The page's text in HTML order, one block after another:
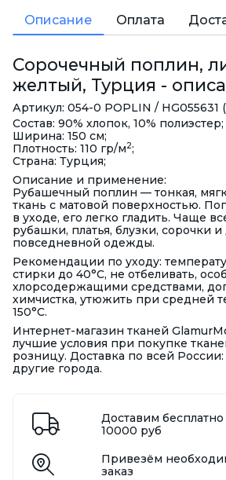
Описание Оплата
Сорочечный поплин,
желтый, Турция -
Артикул: 054-0 POPLIN / HG055631
Состав: 90% хлопок, 10% полиэстер;
Ширина: 150 см;
Плотность: 110 гр/м2;
Страна: Турция;
Описание и применение:
Рубашечный поплин — тонкая,
ткань с матовой поверхностью.
в уходе, его легко гладить. Чаще
рубашки, платья, блузки, сорочки
повседневной одежды.
Рекомендации по уходу:
стирки до 40°С, не отбеливать,
хлорсодержащими средствами,
химчистка, утюжить при средней
150°С.
Интернет-магазин тканей
лучшие условия при покупке
розницу. Доставка по всей
другие города.
Доставим
10000 руб
Привезём
заказ